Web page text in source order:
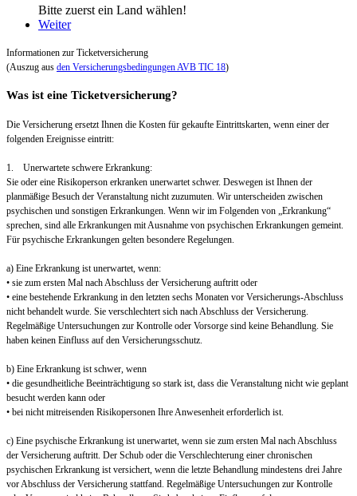
Bitte zuerst ein Land wählen!
Weiter
Informationen zur Ticketversicherung
(Auszug aus den Versicherungsbedingungen AVB TIC 18)
Was ist eine Ticketversicherung?
Die Versicherung ersetzt Ihnen die Kosten für gekaufte Eintrittskarten, wenn einer der
folgenden Ereignisse eintritt:
1. Unerwartete schwere Erkrankung:
Sie oder eine Risikoperson erkranken unerwartet schwer. Deswegen ist Ihnen der
planmäßige Besuch der Veranstaltung nicht zuzumuten. Wir unterscheiden zwischen
psychischen und sonstigen Erkrankungen. Wenn wir im Folgenden von „Erkrankung“
sprechen, sind alle Erkrankungen mit Ausnahme von psychischen Erkrankungen gemeint.
Für psychische Erkrankungen gelten besondere Regelungen.
a) Eine Erkrankung ist unerwartet, wenn:
• sie zum ersten Mal nach Abschluss der Versicherung auftritt oder
• eine bestehende Erkrankung in den letzten sechs Monaten vor Versicherungs-Abschluss
nicht behandelt wurde. Sie verschlechtert sich nach Abschluss der Versicherung.
Regelmäßige Untersuchungen zur Kontrolle oder Vorsorge sind keine Behandlung. Sie
haben keinen Einfluss auf den Versicherungsschutz.
b) Eine Erkrankung ist schwer, wenn
• die gesundheitliche Beeinträchtigung so stark ist, dass die Veranstaltung nicht wie geplant
besucht werden kann oder
• bei nicht mitreisenden Risikopersonen Ihre Anwesenheit erforderlich ist.
c) Eine psychische Erkrankung ist unerwartet, wenn sie zum ersten Mal nach Abschluss
der Versicherung auftritt. Der Schub oder die Verschlechterung einer chronischen
psychischen Erkrankung ist versichert, wenn die letzte Behandlung mindestens drei Jahre
vor Abschluss der Versicherung stattfand. Regelmäßige Untersuchungen zur Kontrolle